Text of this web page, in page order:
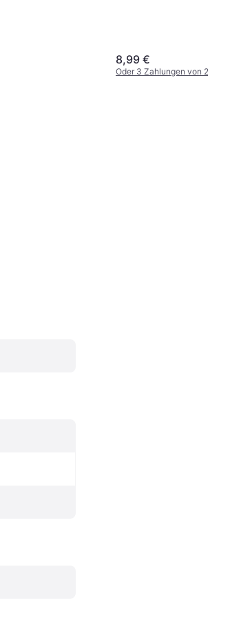
8,99 €
Oder 3 Zahlungen von 2,99 €